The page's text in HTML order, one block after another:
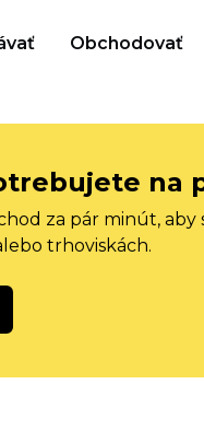
Obchodovať
na
za pár minút,
trhoviskách.